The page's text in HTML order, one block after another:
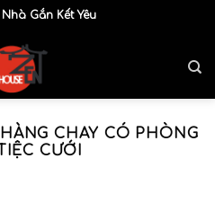
Gắn Kết Yêu Thương
CHAY CÓ PHÒNG
CƯỚI